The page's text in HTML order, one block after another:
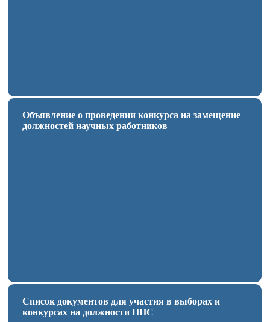
Объявление о проведении конкурса на замещение
должностей научных работников
Список документов для участия в выборах и
конкурсах на должности ППС